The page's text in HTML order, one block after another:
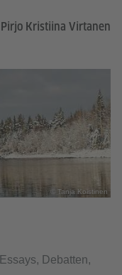
Pirjo Kristiina Virtanen
© Tanja Koistinen
Debatten,